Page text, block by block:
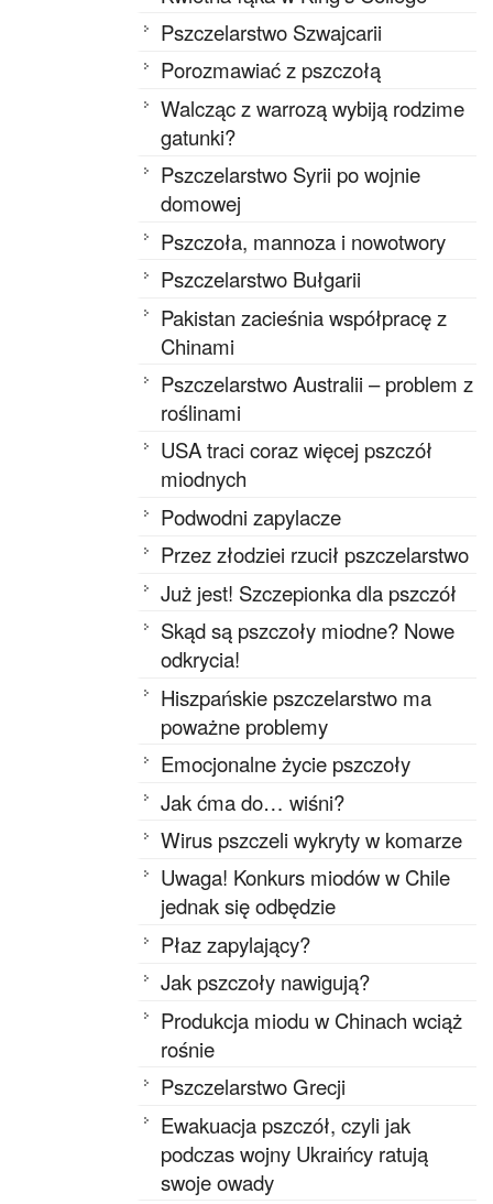
Pszczelarstwo Szwajcarii
Porozmawiać z pszczołą
Walcząc z warrozą wybiją rodzime
gatunki?
Pszczelarstwo Syrii po wojnie
domowej
Pszczoła, mannoza i nowotwory
Pszczelarstwo Bułgarii
Pakistan zacieśnia współpracę z
Chinami
Pszczelarstwo Australii – problem z
roślinami
USA traci coraz więcej pszczół
miodnych
Podwodni zapylacze
Przez złodziei rzucił pszczelarstwo
Już jest! Szczepionka dla pszczół
Skąd są pszczoły miodne? Nowe
odkrycia!
Hiszpańskie pszczelarstwo ma
poważne problemy
Emocjonalne życie pszczoły
Jak ćma do… wiśni?
Wirus pszczeli wykryty w komarze
Uwaga! Konkurs miodów w Chile
jednak się odbędzie
Płaz zapylający?
Jak pszczoły nawigują?
Produkcja miodu w Chinach wciąż
rośnie
Pszczelarstwo Grecji
Ewakuacja pszczół, czyli jak
podczas wojny Ukraińcy ratują
swoje owady